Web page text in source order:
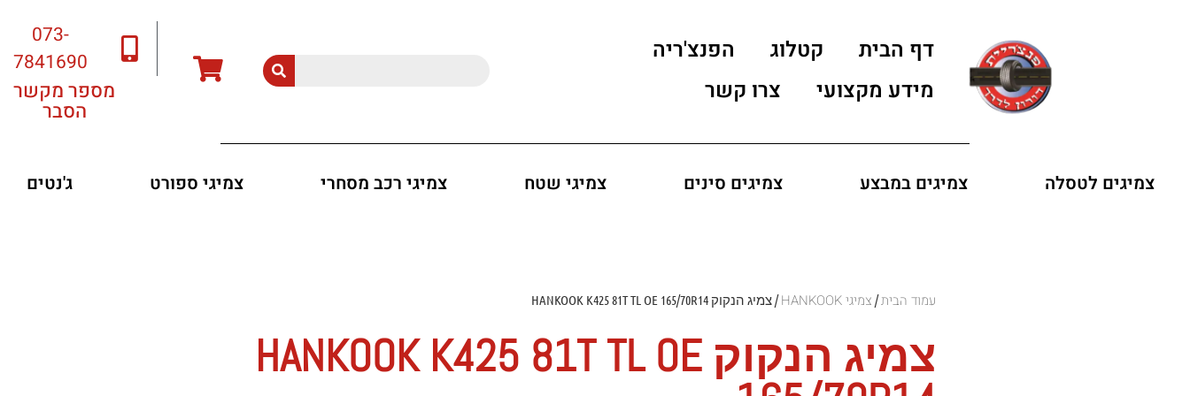
דף הבית קטלוג
הפנצ'ריה
מידע מקצועי
צרו קשר
073-
7841690
מספר מקשר
הסבר
צמיגים לטסלה צמיגים במבצע צמיגים סינים צמיגי שטח צמיגי רכב מסחרי צמיגי ספורט ג'נטים
עמוד הבית/ צמיגי HANKOOK / צמיג הנקוק HANKOOK K425 81T TL OE 165/70R14
צמיג הנקוק HANKOOK K425 81T TL OE